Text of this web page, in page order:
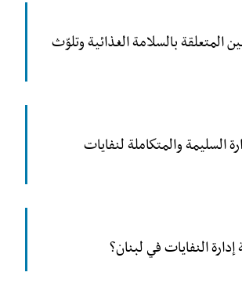
المتعلقة بالسلامة الغذائية وتلوّث
السليمة والمتكاملة لنفايات
النفايات في لبنان؟